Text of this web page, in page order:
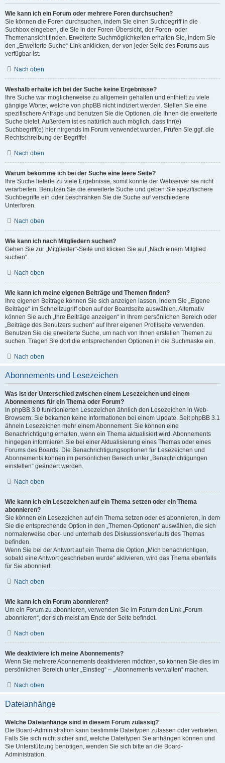
Wie kann ich ein Forum oder mehrere Foren durchsuchen?
Sie können die Foren durchsuchen, indem Sie einen Suchbegriff in die
Suchbox eingeben, die Sie in der Foren-Übersicht, der Foren- oder
Themenansicht finden. Erweiterte Suchmöglichkeiten erhalten Sie, indem Sie
den „Erweiterte Suche“-Link anklicken, der von jeder Seite des Forums aus
verfügbar ist.
Nach oben
Weshalb erhalte ich bei der Suche keine Ergebnisse?
Ihre Suche war möglicherweise zu allgemein gehalten und enthielt zu viele
gängige Wörter, welche von phpBB nicht indiziert werden. Stellen Sie eine
spezifischere Anfrage und benutzen Sie die Optionen, die Ihnen die erweiterte
Suche bietet. Außerdem ist es natürlich auch möglich, dass Ihr(e)
Suchbegriff(e) hier nirgends im Forum verwendet wurden. Prüfen Sie ggf. die
Rechtschreibung der Begriffe!
Nach oben
Warum bekomme ich bei der Suche eine leere Seite?
Ihre Suche lieferte zu viele Ergebnisse, somit konnte der Webserver sie nicht
verarbeiten. Benutzen Sie die erweiterte Suche und geben Sie spezifischere
Suchbegriffe ein oder beschränken Sie die Suche auf verschiedene
Unterforen.
Nach oben
Wie kann ich nach Mitgliedern suchen?
Gehen Sie zur „Mitglieder“-Seite und klicken Sie auf „Nach einem Mitglied
suchen“.
Nach oben
Wie kann ich meine eigenen Beiträge und Themen finden?
Ihre eigenen Beiträge können Sie sich anzeigen lassen, indem Sie „Eigene
Beiträge“ im Schnellzugriff oben auf der Boardseite auswählen. Alternativ
können Sie auch „Ihre Beiträge anzeigen“ in Ihrem persönlichen Bereich oder
„Beiträge des Benutzers suchen“ auf Ihrer eigenen Profilseite verwenden.
Benutzen Sie die erweiterte Suche, um nach von Ihnen erstellen Themen zu
suchen. Tragen Sie dort die entsprechenden Optionen in die Suchmaske ein.
Nach oben
Abonnements und Lesezeichen
Was ist der Unterschied zwischen einem Lesezeichen und einem
Abonnements für ein Thema oder Forum?
In phpBB 3.0 funktionierten Lesezeichen ähnlich den Lesezeichen in Web-
Browsern: Sie bekamen keine Informationen bei einem Update. Seit phpBB 3.1
ähneln Lesezeichen mehr einem Abonnement: Sie können eine
Benachrichtigung erhalten, wenn ein Thema aktualisiert wird. Abonnements
hingegen informieren Sie bei einer Aktualisierung eines Themas oder eines
Forums des Boards. Die Benachrichtigungsoptionen für Lesezeichen und
Abonnements können im persönlichen Bereich unter „Benachrichtigungen
einstellen“ geändert werden.
Nach oben
Wie kann ich ein Lesezeichen auf ein Thema setzen oder ein Thema
abonnieren?
Sie können ein Lesezeichen auf ein Thema setzen oder es abonnieren, in dem
Sie die entsprechende Option in den „Themen-Optionen“ auswählen, die sich
normalerweise ober- und unterhalb des Diskussionsverlaufs des Themas
befinden.
Wenn Sie bei der Antwort auf ein Thema die Option „Mich benachrichtigen,
sobald eine Antwort geschrieben wurde“ aktivieren, wird das Thema ebenfalls
für Sie abonniert.
Nach oben
Wie kann ich ein Forum abonnieren?
Um ein Forum zu abonnieren, verwenden Sie im Forum den Link „Forum
abonnieren“, der sich meist am Ende der Seite befindet.
Nach oben
Wie deaktiviere ich meine Abonnements?
Wenn Sie mehrere Abonnements deaktivieren möchten, so können Sie dies im
persönlichen Bereich unter „Einstieg“ – „Abonnements verwalten“ machen.
Nach oben
Dateianhänge
Welche Dateianhänge sind in diesem Forum zulässig?
Die Board-Administration kann bestimmte Dateitypen zulassen oder verbieten.
Falls Sie sich nicht sicher sind, welche Dateitypen Sie anhängen können und
Sie Unterstützung benötigen, wenden Sie sich bitte an die Board-
Administration.